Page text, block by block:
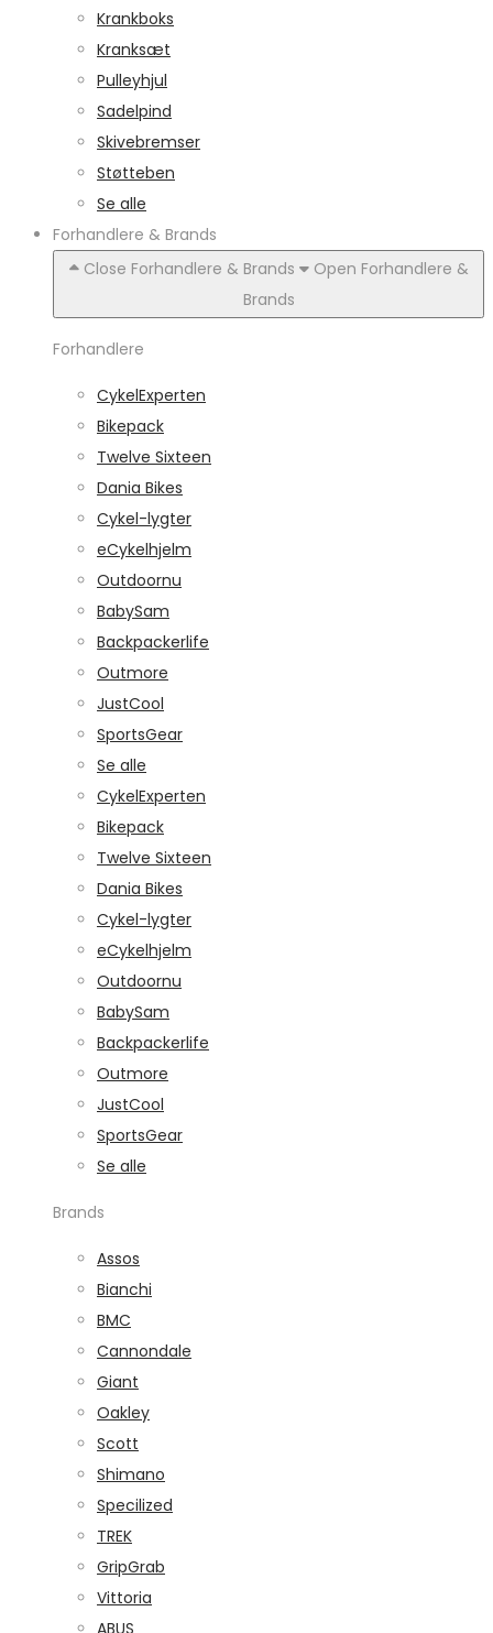
Krankboks
Kranksæt
Pulleyhjul
Sadelpind
Skivebremser
Støtteben
Se alle
Forhandlere & Brands
Close Forhandlere & Brands
Open Forhandlere &
Brands
Forhandlere
CykelExperten
Bikepack
Twelve Sixteen
Dania Bikes
Cykel-lygter
eCykelhjelm
Outdoornu
BabySam
Backpackerlife
Outmore
JustCool
SportsGear
Se alle
CykelExperten
Bikepack
Twelve Sixteen
Dania Bikes
Cykel-lygter
eCykelhjelm
Outdoornu
BabySam
Backpackerlife
Outmore
JustCool
SportsGear
Se alle
Brands
Assos
Bianchi
BMC
Cannondale
Giant
Oakley
Scott
Shimano
Specilized
TREK
GripGrab
Vittoria
ABUS